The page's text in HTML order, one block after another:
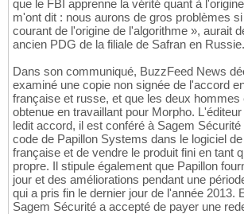
que le FBI apprenne la vérité quant à
m'ont dit : nous aurons de gros problèmes
courant de l'origine de l'algorithme », aurait
ancien PDG de la filiale de Safran en Russie.
Dans son communiqué, BuzzFeed News
examiné une copie non signée de l'accord
française et russe, et que les deux hommes
obtenue en travaillant pour Morpho.
ledit accord, il est conféré à Sagem
code de Papillon Systems dans le logiciel
française et de vendre le produit fini en tant
propre. Il stipule également que Papillon
jour et des améliorations pendant une
qui a pris fin le dernier jour de l'année 2013.
Sagem Sécurité a accepté de payer une